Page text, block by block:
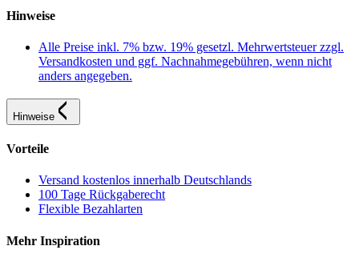
Hinweise
Alle Preise inkl. 7% bzw. 19% gesetzl. Mehrwertsteuer zzgl.
Versandkosten und ggf. Nachnahmegebühren, wenn nicht
anders angegeben.
Hinweise
Vorteile
Versand kostenlos innerhalb Deutschlands
100 Tage Rückgaberecht
Flexible Bezahlarten
Mehr Inspiration